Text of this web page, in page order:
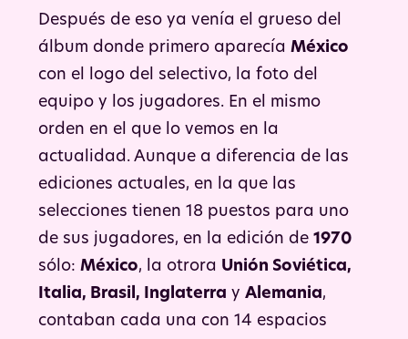
Después de eso ya venía el grueso del
álbum donde primero aparecía México
con el logo del selectivo, la foto del
equipo y los jugadores. En el mismo
orden en el que lo vemos en la
actualidad. Aunque a diferencia de las
ediciones actuales, en la que las
selecciones tienen 18 puestos para uno
de sus jugadores, en la edición de 1970
sólo: México, la otrora Unión Soviética,
Italia, Brasil, Inglaterra y Alemania,
contaban cada una con 14 espacios